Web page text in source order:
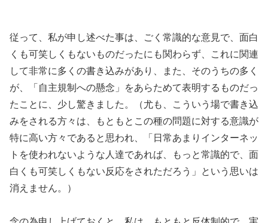
従って、私が申し述べた事は、ごく常識的な意見で、面白
くも可笑しくもないものだったにも関わらず、これに関連
して非常に多くの書き込みがあり、また、そのうちの多く
が、「自主規制への懸念」をあらためて表明するものだっ
たことに、少し驚きました。（尤も、こういう場で書き込
みをされる方々は、もともとこの種の問題に対する意識が
特に高い方々であると思われ、「日常あまりインターネッ
トを使われないような人達であれば、もっと常識的で、面
白くも可笑しくもない反応をされただろう」という思いは
消えません。）